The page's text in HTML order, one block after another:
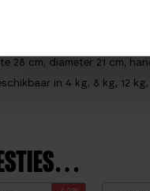
staal voor langdurige
vorm en grootte volgens
28 cm, diameter 21 cm,
in 4 kg, 8 kg, 12